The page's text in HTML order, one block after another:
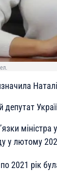
депутат
у лютому
2021 рік